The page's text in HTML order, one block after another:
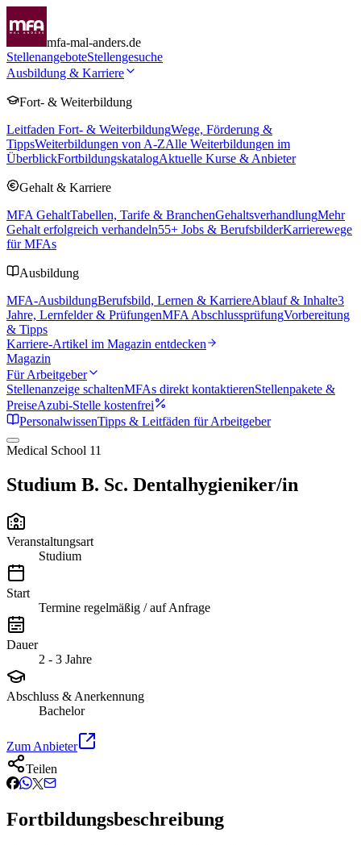
mfa-mal-anders.de
StellenangeboteStellengesuche
Ausbildung & Karriere
Fort- & Weiterbildung
Leitfaden Fort- & WeiterbildungWege, Förderung &
TippsWeiterbildungen von A-ZAlle Weiterbildungen im
ÜberblickFortbildungskatalogAktuelle Kurse & Anbieter
Gehalt & Karriere
MFA GehaltTabellen, Tarife & BranchenGehaltsverhandlungMehr
Gehalt erfolgreich verhandeln55+ Jobs & BerufsbilderKarrierewege
für MFAs
Ausbildung
MFA-AusbildungBerufsbild, Lernen & KarriereAblauf & Inhalte3
Jahre, Lernfelder & PrüfungenMFA AbschlussprüfungVorbereitung
& Tipps
Karriere-Artikel im Magazin entdecken
Magazin
Für Arbeitgeber
Stellenanzeige schaltenMFAs direkt kontaktierenStellenpakete &
PreiseAzubi-Stelle kostenfrei
PersonalwissenTipps & Leitfäden für Arbeitgeber
Medical School 11
Studium B. Sc. Dentalhygieniker/in
Veranstaltungsart
Studium
Start
Termine regelmäßig / auf Anfrage
Dauer
2 - 3 Jahre
Abschluss & Anerkennung
Bachelor
Zum Anbieter
Teilen
Fortbildungsbeschreibung